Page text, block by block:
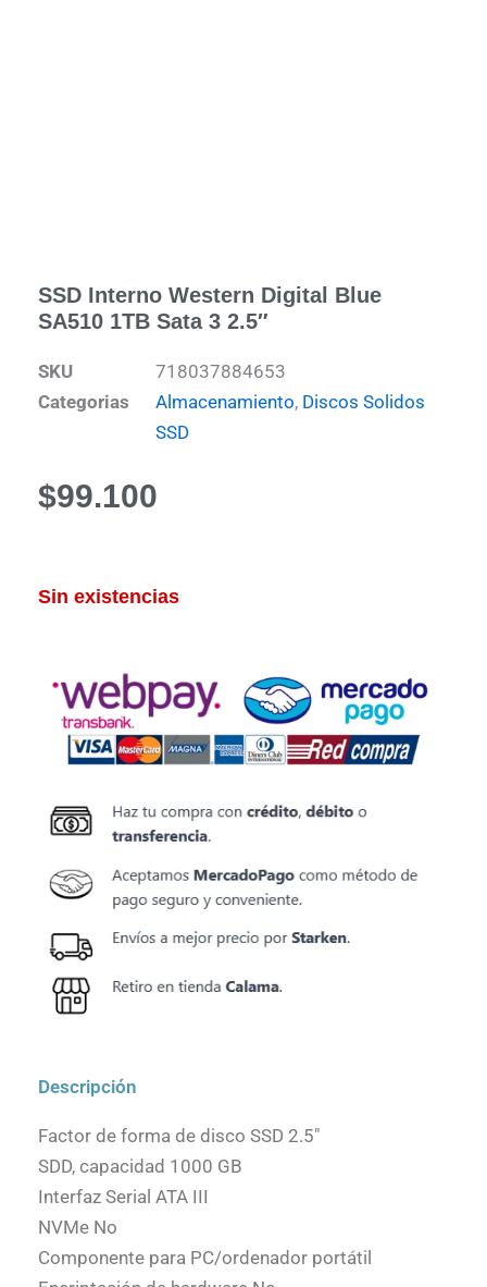
SSD Interno Western Digital Blue
SA510 1TB Sata 3 2.5″
SKU
718037884653
Categorias
Almacenamiento, Discos Solidos
SSD
$99.100
Sin existencias
Descripción
Factor de forma de disco SSD 2.5″
SDD, capacidad 1000 GB
Interfaz Serial ATA III
NVMe No
Componente para PC/ordenador portátil